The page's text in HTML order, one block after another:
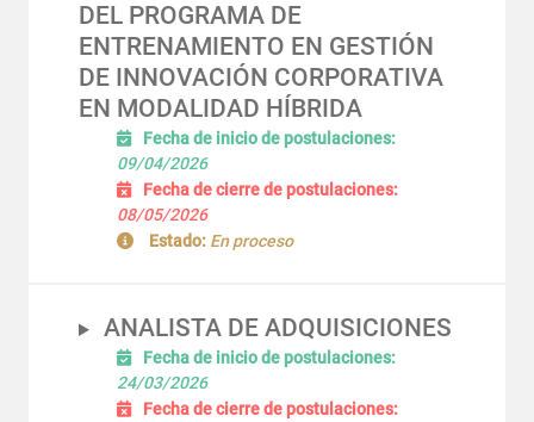
DEL PROGRAMA DE
ENTRENAMIENTO EN GESTIÓN
DE INNOVACIÓN CORPORATIVA
EN MODALIDAD HÍBRIDA
Fecha de inicio de postulaciones:
09/04/2026
Fecha de cierre de postulaciones:
08/05/2026
Estado: En proceso
ANALISTA DE ADQUISICIONES
Fecha de inicio de postulaciones:
24/03/2026
Fecha de cierre de postulaciones: